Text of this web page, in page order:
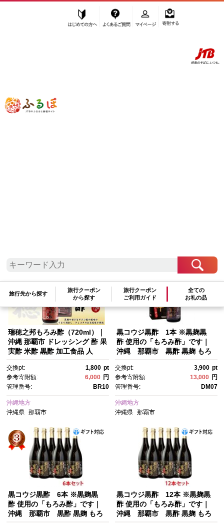
ふるぽ JTBのふるさと納税サイト
旅行先から探す
旅行クーポン
から探す
旅行クーポン
ご利用ガイド
全ての
お礼の品
「ふるさと納税」TOP
瑞穂之邦もろみ酢（720ml）｜
沖縄 那覇市 ドレッシング 酢 果
実酢 米酢 黒酢 加工食品 人
交換pt: 1,800 pt
参考寄附額:
6,000 円
管理番号:
BR10
沖縄地方
沖縄県
那覇市
黒コウジ黒酢 1本 ※黒麹黒
酢 使用の「もろみ酢」です｜
沖縄 那覇市 黒酢 黒麹 もろ
交換pt: 3,900 pt
参考寄附額:
13,000 円
管理番号:
DM07
沖縄地方
沖縄県 那覇市
黒コウジ黒酢 6本 ※黒麹黒
酢 使用の「もろみ酢」です｜
沖縄 那覇市 黒酢 黒麹 もろ
黒コウジ黒酢 12本 ※黒麹黒
酢 使用の「もろみ酢」です｜
沖縄 那覇市 黒酢 黒麹 もろ